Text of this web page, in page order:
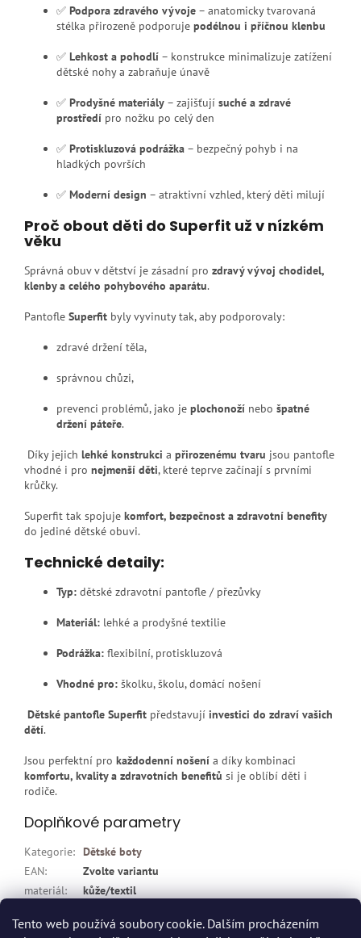
Tento web používá soubory cookie. Dalším procházením
✅ Podpora zdravého vývoje – anatomicky tvarovaná
stélka přirozeně podporuje podélnou i příčnou klenbu
✅ Lehkost a pohodlí – konstrukce minimalizuje zatížení
dětské nohy a zabraňuje únavě
✅ Prodyšné materiály – zajišťují suché a zdravé
prostředí pro nožku po celý den
✅ Protiskluzová podrážka – bezpečný pohyb i na
hladkých površích
✅ Moderní design – atraktivní vzhled, který děti milují
Proč obout děti do Superfit už v nízkém
věku
Správná obuv v dětství je zásadní pro zdravý vývoj chodidel,
klenby a celého pohybového aparátu.
Pantofle Superfit byly vyvinuty tak, aby podporovaly:
zdravé držení těla,
správnou chůzi,
prevenci problémů, jako je plochonoží nebo špatné
držení páteře.
Díky jejich lehké konstrukci a přirozenému tvaru jsou pantofle
vhodné i pro nejmenší děti, které teprve začínají s prvními
krůčky.
Superfit tak spojuje komfort, bezpečnost a zdravotní benefity
do jediné dětské obuvi.
Technické detaily:
Typ: dětské zdravotní pantofle / přezůvky
Materiál: lehké a prodyšné textilie
Podrážka: flexibilní, protiskluzová
Vhodné pro: školku, školu, domácí nošení
Dětské pantofle Superfit představují investici do zdraví vašich
dětí.
Jsou perfektní pro každodenní nošení a díky kombinaci
komfortu, kvality a zdravotních benefitů si je oblíbí děti i
rodiče.
Doplňkové parametry
Kategorie: Dětské boty
EAN:
Zvolte variantu
materiál:
kůže/textil